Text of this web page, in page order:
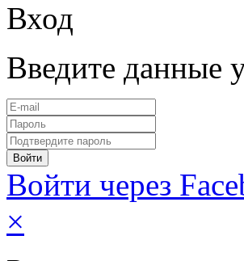
Вход
Введите данные
Войти через
×